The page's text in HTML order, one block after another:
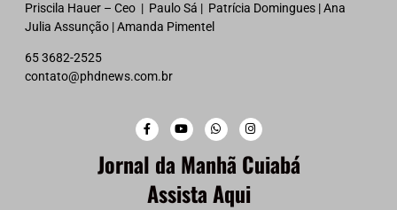
Priscila Hauer – Ceo | Paulo Sá | Patrícia Domingues | Ana
Julia Assunção | Amanda Pimentel
65 3682-2525
contato@phdnews.com.br
Jornal da Manhã Cuiabá
Assista Aqui